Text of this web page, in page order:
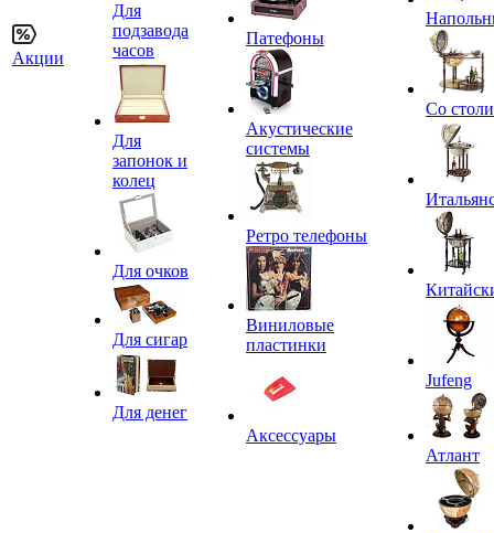
Акции
Для
подзавода
часов
Для
запонок и
колец
Для очков
Для сигар
Для денег
Патефоны
Акустические
системы
Ретро телефоны
Виниловые
пластинки
Аксессуары
Со
Jufeng
Атлант